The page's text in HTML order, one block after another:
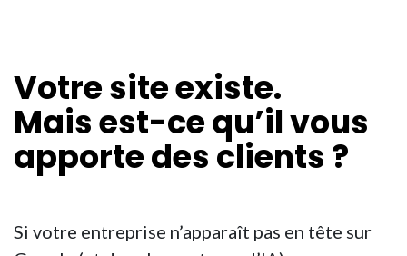
Votre site existe.
Mais est-ce qu’il vous
apporte des clients ?
Si votre entreprise n’apparaît pas en tête sur